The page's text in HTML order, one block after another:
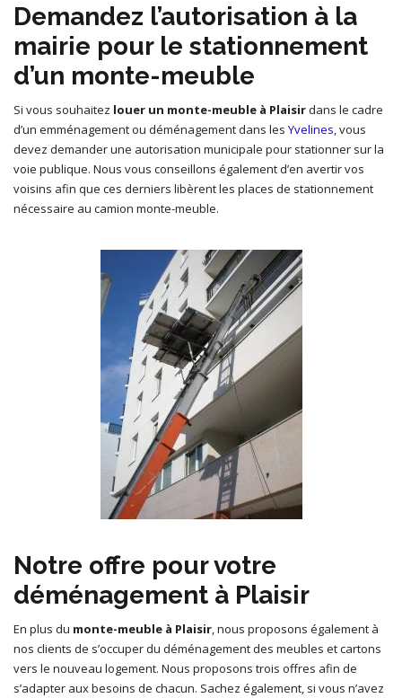
Demandez l’autorisation à la
mairie pour le stationnement
d’un monte-meuble
Si vous souhaitez louer un monte-meuble à Plaisirdans le cadre
d’un emménagement ou déménagement dans les Yvelines , vous
devez demander une autorisation municipale pour stationner sur la
voie publique. Nous vous conseillons également d’en avertir vos
voisins afin que ces derniers libèrent les places de stationnement
nécessaire au camion monte-meuble.
Notre offre pour votre
déménagement à Plaisir
En plus du monte-meuble à Plaisir , nous proposons également à
nos clients de s’occuper du déménagement des meubles et cartons
vers le nouveau logement. Nous proposons trois offres afin de
s’adapter aux besoins de chacun. Sachez également, si vous n’avez